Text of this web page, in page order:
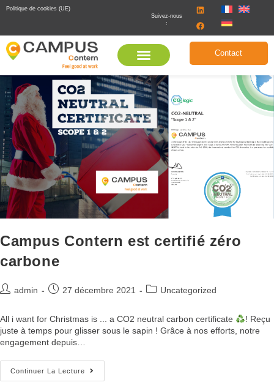
Politique de cookies (UE)
Suivez-nous
:
Contact
Campus Contern est certifié zéro
carbone
admin 27 décembre 2021 Uncategorized
All i want for Christmas is ... a CO2 neutral carbon certificate
! Reçu
juste à temps pour glisser sous le sapin ! Grâce à nos efforts, notre
engagement depuis…
Continuer La Lecture